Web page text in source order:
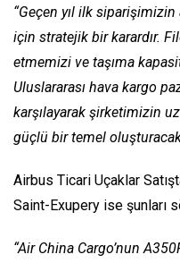
“Geçen yıl ilk
için stratejik bir karardır.
etmemizi ve taşıma
Uluslararası hava kargo
karşılayarak şirketimizin
güçlü bir temel
Airbus Ticari Uçaklar
Saint-Exupery ise şunları
“Air China Cargo’nun